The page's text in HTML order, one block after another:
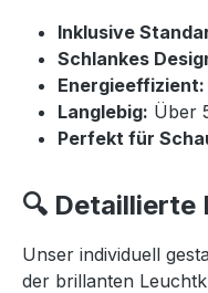
Inklusive
Schlankes
Energieeffizient:
Langlebig: Über
Perfekt für
🔍 Detaillierte
Unser individuell
der brillanten